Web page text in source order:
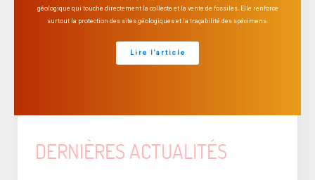
géologique qui touche directement la collecte et la vente de fossiles. Elle renforce
surtout la protection des sites géologiques et la traçabilité des spécimens.
Lire l'article
DERNIÈRES ACTUALITÉS